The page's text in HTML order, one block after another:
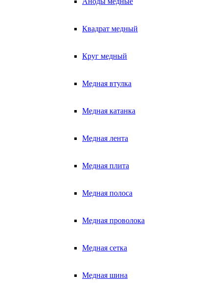
Квадрат медный
Круг медный
Медная втулка
Медная катанка
Медная лента
Медная плита
Медная полоса
Медная проволока
Медная сетка
Медная шина